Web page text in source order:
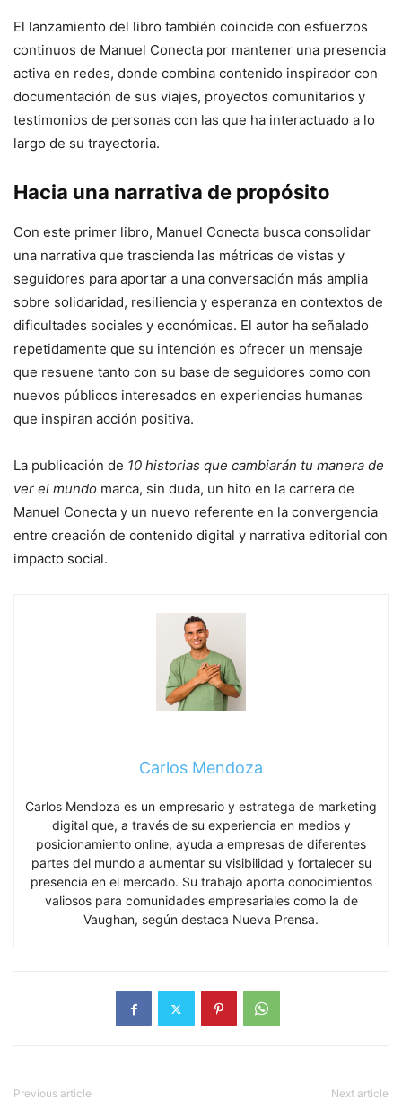
El lanzamiento del libro también coincide con esfuerzos
continuos de Manuel Conecta por mantener una presencia
activa en redes, donde combina contenido inspirador con
documentación de sus viajes, proyectos comunitarios y
testimonios de personas con las que ha interactuado a lo
largo de su trayectoria.
Hacia una narrativa de propósito
Con este primer libro, Manuel Conecta busca consolidar
una narrativa que trascienda las métricas de vistas y
seguidores para aportar a una conversación más amplia
sobre solidaridad, resiliencia y esperanza en contextos de
dificultades sociales y económicas. El autor ha señalado
repetidamente que su intención es ofrecer un mensaje
que resuene tanto con su base de seguidores como con
nuevos públicos interesados en experiencias humanas
que inspiran acción positiva.
La publicación de 10 historias que cambiarán tu manera de
ver el mundo marca, sin duda, un hito en la carrera de
Manuel Conecta y un nuevo referente en la convergencia
entre creación de contenido digital y narrativa editorial con
impacto social.
Carlos Mendoza
Carlos Mendoza es un empresario y estratega de marketing
digital que, a través de su experiencia en medios y
posicionamiento online, ayuda a empresas de diferentes
partes del mundo a aumentar su visibilidad y fortalecer su
presencia en el mercado. Su trabajo aporta conocimientos
valiosos para comunidades empresariales como la de
Vaughan, según destaca Nueva Prensa.
Previous article Next article